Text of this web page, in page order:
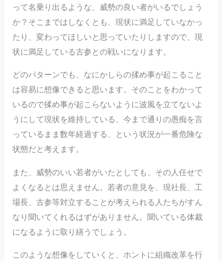
って名乗り出るような、威勢の良い者がいるでしょう
か？そこまではしなくとも、現状に満足していなかっ
たり、変わってほしいと思っていたりしますので、現
状に満足している古参との戦いになります。
どのパターンでも、なにかしらの揉め事が起こること
は容易に想像できると思います。そのことをわかって
いるので揉め事が起こらないように波風を立てないよ
うにして現状を維持している、今まで通りの愚痴を言
っているまま数年経過する、という状況が一番危険な
状態だと考えます。
また、威勢のいい若者がいたとしても、その人任せで
よくなるとは思えません。若者の意見を、現社長、工
場長、古参等対立することが考えられる人たちがすん
なり聞いてくれるはずがありません。聞いている体裁
になるように取り繕うでしょう。
このような想像をしていくと、ホントに組織改革を行